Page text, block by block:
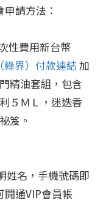
請方法：
性費用新台幣
（綠界）付款連結 加
精油套組，包含
５ＭＬ，迷迭香
笈。
名，手機號碼即
開通VIP會員帳